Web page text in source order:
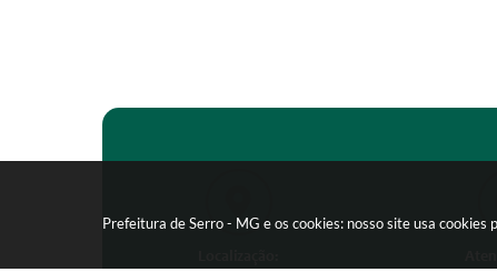
Prefeitura de Serro - MG e os cookies: nosso site usa